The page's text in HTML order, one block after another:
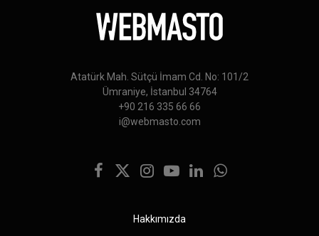
Atatürk Mah. Sütçü İmam Cd. No: 101/2
Ümraniye, İstanbul 34764
+90 216 335 66 66
i@webmasto.com
Facebook
X
Instagram
YouTubeLinkedInWhatsApp
Hakkımızda